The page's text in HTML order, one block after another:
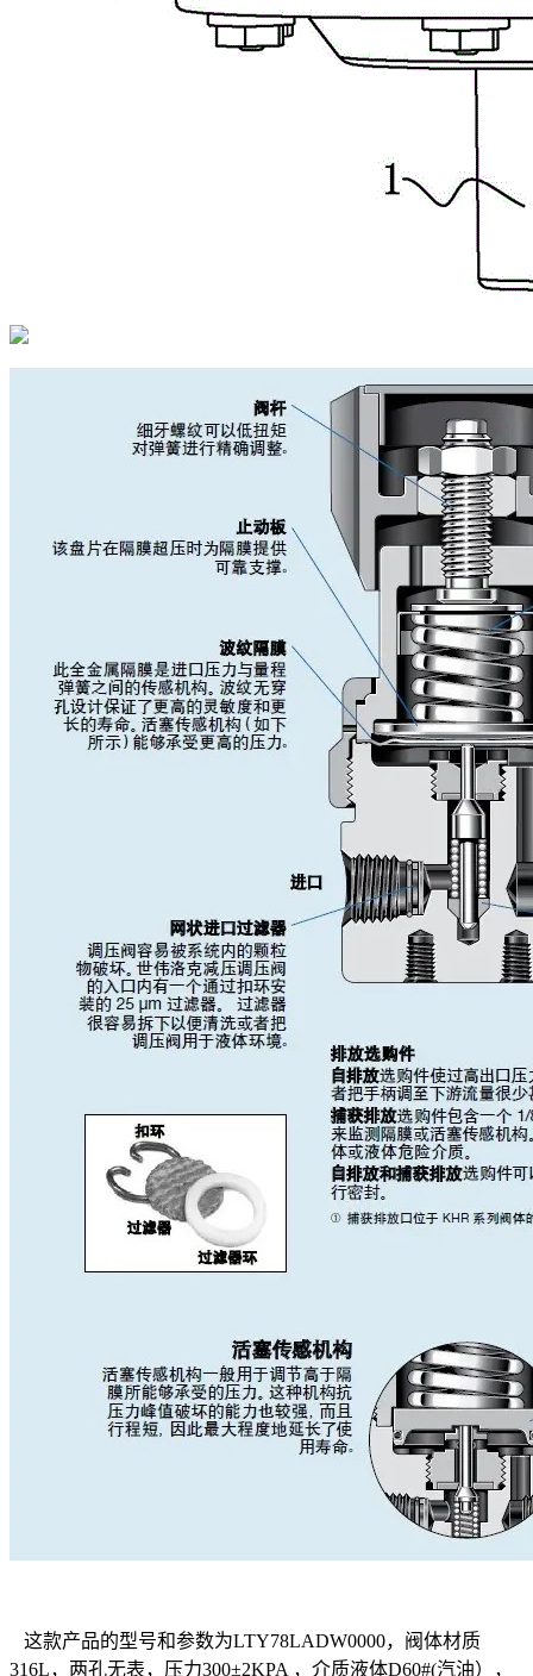
这款产品的型号和参数为LTY78LADW0000，阀体材质
316L，两孔无表，压力300±2KPA ，介质液体D60#(汽油），